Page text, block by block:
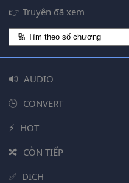
Truyện đã xem
AUDIO
CONVERT
HOT
CÒN TIẾP
DỊCH